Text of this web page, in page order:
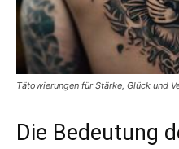
Tätowierungen für Stärke, Glück und
Die Bedeutung